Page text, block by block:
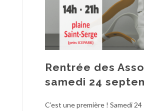
Rentrée des
samedi 24
C’est une première ! Samedi